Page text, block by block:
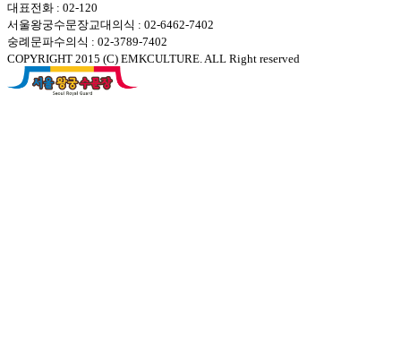
대표전화 : 02-120
서울왕궁수문장교대의식 : 02-6462-7402
숭례문파수의식 : 02-3789-7402
COPYRIGHT 2015 (C) EMKCULTURE. ALL Right reserved